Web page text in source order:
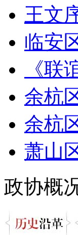
王文
临安
《
余杭
余杭
萧山
政协概